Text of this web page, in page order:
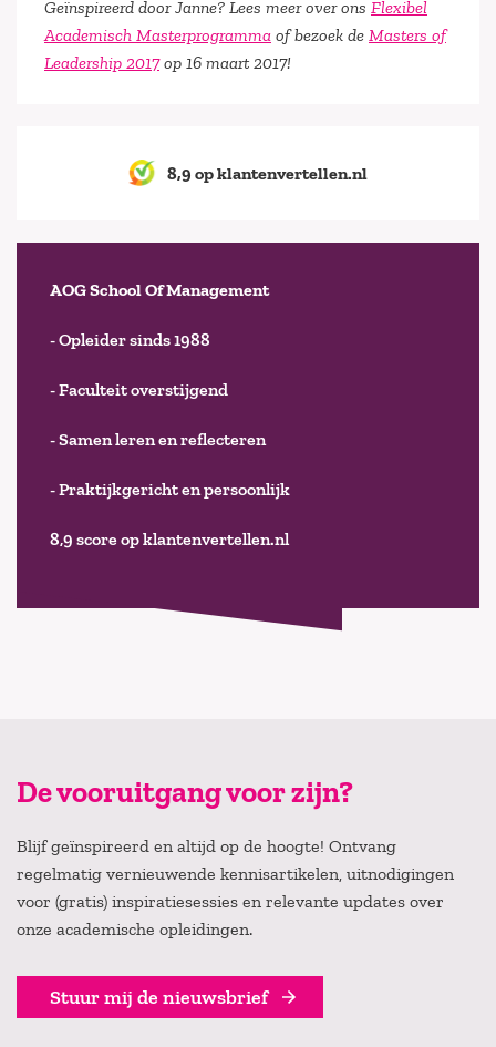
Geïnspireerd door Janne? Lees meer over ons Flexibel
Academisch Masterprogramma of bezoek de Masters of
Leadership 2017op 16 maart 2017!
8,9 op klantenvertellen.nl
AOG School Of Management
- Opleider sinds 1988
- Faculteit overstijgend
- Samen leren en reflecteren
- Praktijkgericht en persoonlijk
8,9 score op klantenvertellen.nl
De vooruitgang voor zijn?
Blijf geïnspireerd en altijd op de hoogte! Ontvang
regelmatig vernieuwende kennisartikelen, uitnodigingen
voor (gratis) inspiratiesessies en relevante updates over
onze academische opleidingen.
Stuur mij de nieuwsbrief